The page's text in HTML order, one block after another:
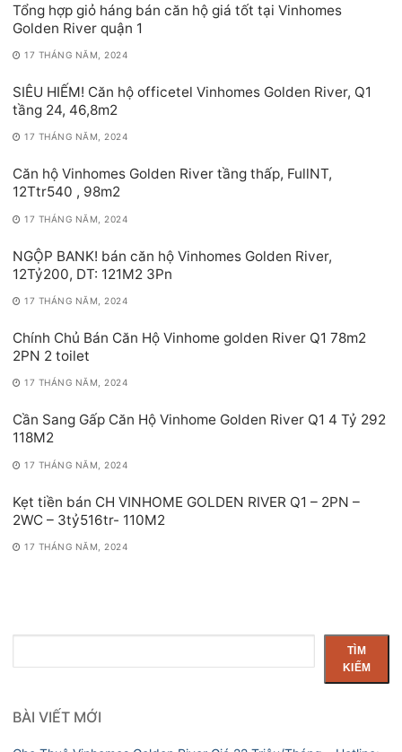
Tổng hợp giỏ háng bán căn hộ giá tốt tại Vinhomes
Golden River quận 1
17 THÁNG NĂM, 2024
SIÊU HIẾM! Căn hộ officetel Vinhomes Golden River, Q1
tầng 24, 46,8m2
17 THÁNG NĂM, 2024
Căn hộ Vinhomes Golden River tầng thấp, FullNT,
12Ttr540 , 98m2
17 THÁNG NĂM, 2024
NGỘP BANK! bán căn hộ Vinhomes Golden River,
12Tỷ200, DT: 121M2 3Pn
17 THÁNG NĂM, 2024
Chính Chủ Bán Căn Hộ Vinhome golden River Q1 78m2
2PN 2 toilet
17 THÁNG NĂM, 2024
Cần Sang Gấp Căn Hộ Vinhome Golden River Q1 4 Tỷ 292
118M2
17 THÁNG NĂM, 2024
Kẹt tiền bán CH VINHOME GOLDEN RIVER Q1 – 2PN –
2WC – 3tỷ516tr- 110M2
17 THÁNG NĂM, 2024
kiếm
TÌM
KIẾM
BÀI VIẾT MỚI